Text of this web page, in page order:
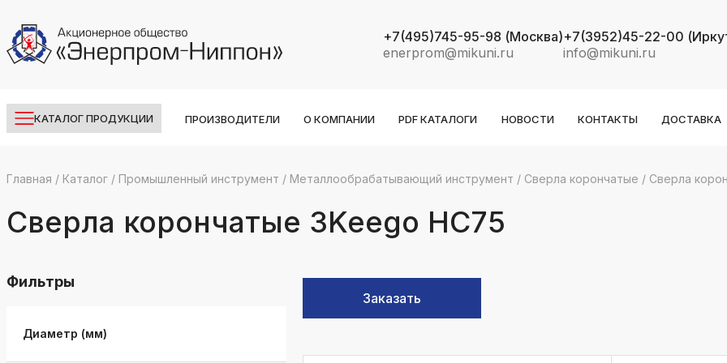
+7(495)745-95-98 (Москва)
enerprom@mikuni.ru
+7(3952)45-22-00
info@mikuni.ru
КАТАЛОГ ПРОДУКЦИИ ПРОИЗВОДИТЕЛИ О КОМПАНИИ PDF КАТАЛОГИ НОВОСТИ КОНТАКТЫ ДОСТАВКА
k
ksldkfjsdlfkjsls;ldfkgjsdl;kfkфыва
Главная / Каталог/ Промышленный инструмент / Металлообрабатывающий инструмент / Сверла корончатые / Сверла
Сверла корончатые 3Keego HC75
Фильтры
Диаметр (мм)
Заказать